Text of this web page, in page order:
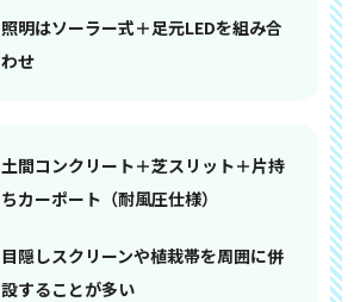
照明はソーラー式＋足元LEDを組み合
わせ
土間コンクリート＋芝スリット＋片持
ちカーポート（耐風圧仕様）
目隠しスクリーンや植栽帯を周囲に併
設することが多い